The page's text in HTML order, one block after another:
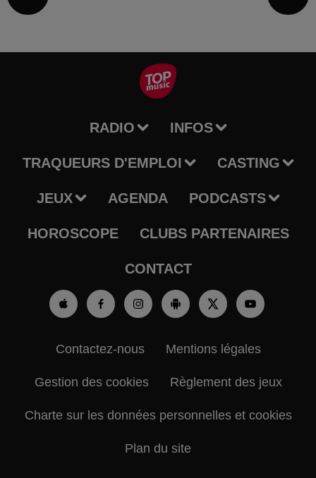
RADIO INFOS
TRAQUEURS D'EMPLOI CASTING
JEUX AGENDA PODCASTS
HOROSCOPE CLUBS PARTENAIRES
CONTACT
Contactez-nous Mentions légales
Gestion des cookies Règlement des jeux
Charte sur les données personnelles et cookies
Plan du site